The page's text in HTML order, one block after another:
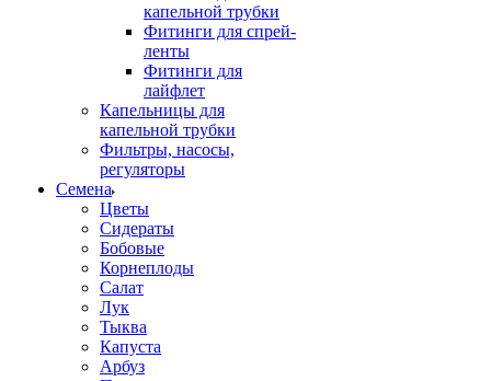
капельной трубки
Фитинги для спрей-
ленты
Фитинги для
лайфлет
Капельницы для
капельной трубки
Фильтры, насосы,
регуляторы
Семена
Цветы
Сидераты
Бобовые
Корнеплоды
Салат
Лук
Тыква
Капуста
Арбуз